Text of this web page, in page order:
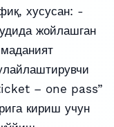
хусусан: -
жойлашган
– one pass”
кириш учун